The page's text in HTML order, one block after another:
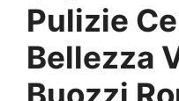
Pulizie
Bellezza